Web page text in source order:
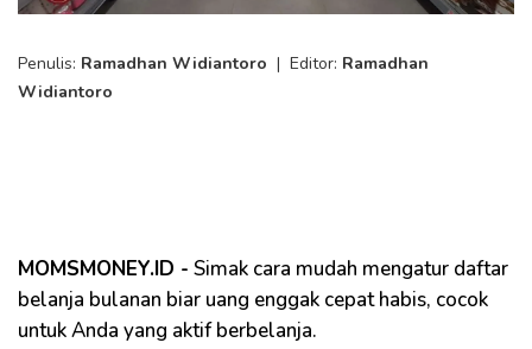
Penulis: Ramadhan Widiantoro | Editor: Ramadhan
Widiantoro
MOMSMONEY.ID - Simak cara mudah mengatur daftar
belanja bulanan biar uang enggak cepat habis, cocok
untuk Anda yang aktif berbelanja.